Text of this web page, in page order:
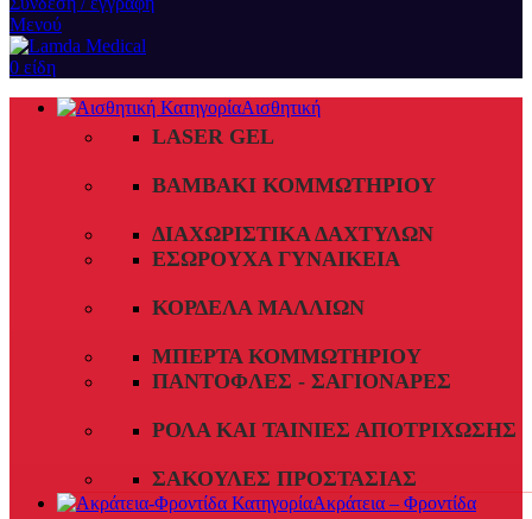
Μενού
0 είδη
Αισθητική
LASER GEL
ΒΑΜΒΆΚΙ ΚΟΜΜΩΤΗΡΊΟΥ
ΔΙΑΧΩΡΙΣΤΙΚΆ ΔΑΧΤΎΛΩΝ
ΕΣΏΡΟΥΧΑ ΓΥΝΑΙΚΕΊΑ
ΚΟΡΔΈΛΑ ΜΑΛΛΙΏΝ
ΜΠΈΡΤΑ ΚΟΜΜΩΤΗΡΊΟΥ
ΠΑΝΤΌΦΛΕΣ - ΣΑΓΙΟΝΆΡΕΣ
ΡΟΛΆ ΚΑΙ ΤΑΙΝΊΕΣ ΑΠΟΤΡΊΧΩΣΗΣ
ΣΑΚΟΎΛΕΣ ΠΡΟΣΤΑΣΊΑΣ
Ακράτεια – Φροντίδα